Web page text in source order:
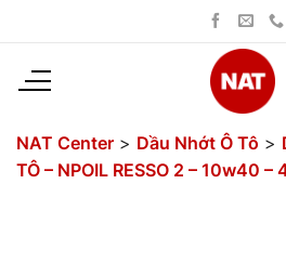
dung
NAT Center > Dầu Nhớt Ô Tô >
TÔ – NPOIL RESSO 2 – 10w40 –